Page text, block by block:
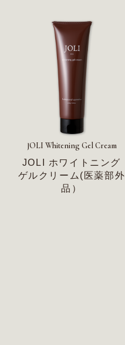
JOLI Whitening Gel Cream
JOLI ホワイトニング
ゲルクリーム(医薬部外
品）